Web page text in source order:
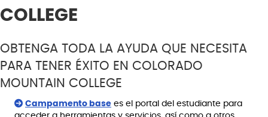
COLLEGE
OBTENGA TODA LA AYUDA QUE NECESITA
PARA TENER ÉXITO EN COLORADO
MOUNTAIN COLLEGE
Campamento base es el portal del estudiante para